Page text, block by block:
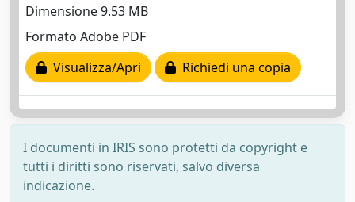
Dimensione 9.53 MB
Formato Adobe PDF
Visualizza/Apri
Richiedi una copia
I documenti in IRIS sono protetti da copyright e
tutti i diritti sono riservati, salvo diversa
indicazione.